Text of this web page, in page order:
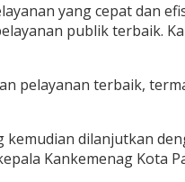
yang cepat dan
publik terbaik.
pelayanan terbaik,
kemudian dilanjutkan
Kankemenag Kota